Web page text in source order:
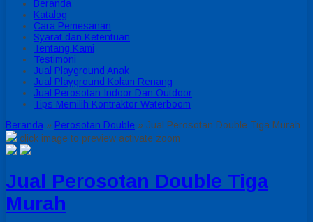
Beranda
Katalog
Cara Pemesanan
Syarat dan Ketentuan
Tentang Kami
Testimoni
Jual Playground Anak
Jual Playground Kolam Renang
Jual Perosotan Indoor Dan Outdoor
Tips Memilih Kontraktor Waterboom
Beranda » Perosotan Double » Jual Perosotan Double Tiga Murah
click image to preview activate zoom
Jual Perosotan Double Tiga
Murah